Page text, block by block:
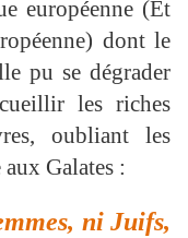
européenne (Et
dont le
pu se dégrader
les riches
oubliant les
Galates :
ni Juifs,